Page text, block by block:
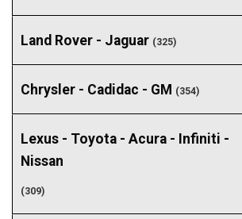
Land Rover - Jaguar (325)
Chrysler - Cadidac - GM (354)
Lexus - Toyota - Acura - Infiniti -
Nissan
(309)